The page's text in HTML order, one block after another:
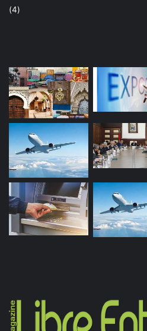
(4)